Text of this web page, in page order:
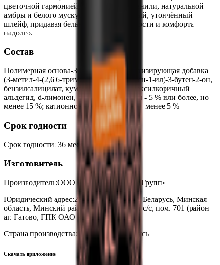
цветочной гармонией. Тёплая база из ванили, натуральной
амбры и белого мускуса оставляет чистый, утончённый
шлейф, придавая белью ощущение мягкости и комфорта
надолго.
Состав
Полимерная основа-30% и более; ароматизирующая добавка
(3-метил-4-(2,6,6-триметил-2-циклогексен-1-ил)-3-бутен-2-он,
бензилсалицилат, кумарин, гераниол, гексилкоричный
альдегид, d-лимонен, линалоол, эвгенол) - 5 % или более, но
менее 15 %; катионное ПАВ, краситель – менее 5 %
Срок годности
Срок годности: 36 месяцев
Изготовитель
Производитель:ООО «Стандарт Маркет Групп»
Юридический адрес:223017, Республика Беларусь, Минская
область, Минский район, Новодворский с/с, пом. 701 (район
аг. Гатово, ГПК ОАО «МПКО»
Страна производства: Республика Беларусь
Скачать приложение